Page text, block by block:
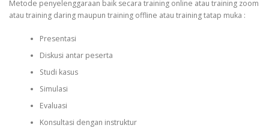
Metode penyelenggaraan baik secara training online atau training zoom
atau training daring maupun training offline atau training tatap muka :
Presentasi
Diskusi antar peserta
Studi kasus
Simulasi
Evaluasi
Konsultasi dengan instruktur